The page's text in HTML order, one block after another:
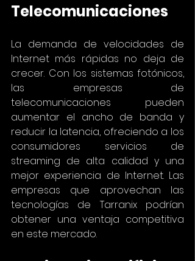
Telecomunicaciones
La demanda de velocidades de
Internet más rápidas no deja de
crecer. Con los sistemas fotónicos,
las empresas de
telecomunicaciones pueden
aumentar el ancho de banda y
reducir la latencia, ofreciendo a los
consumidores servicios de
streaming de alta calidad y una
mejor experiencia de Internet. Las
empresas que aprovechan las
tecnologías de Tarranix podrían
obtener una ventaja competitiva
en este mercado.